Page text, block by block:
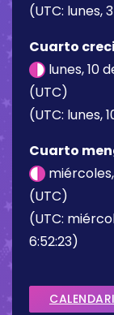
(UTC: lunes,
Cuarto
lunes, 10
(UTC)
(UTC: lunes,
Cuarto
(UTC)
(UTC:
6:52:23)